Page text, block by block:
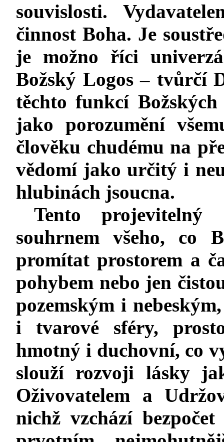
souvislosti.
činnost Boha. Je
je možno říci
Božský Logos – tvůrčí
těchto funkcí
jako porozumění
člověku chudému na
vědomí jako určitý i
hlubinách jsoucna.
Tento projevitelný
souhrnem všeho, co
promítat prostorem a
pohybem nebo jen
pozemským i
i tvarové sféry,
hmotný i duchovní, co
slouží rozvoji lásky
Oživovatelem a
nichž vzchází